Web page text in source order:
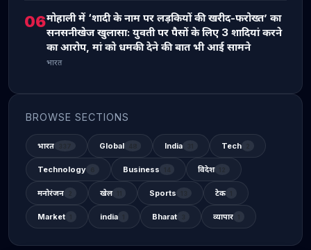
06मोहाली में ‘शादी के नाम पर लड़कियों की खरीद-फरोख्त’ का
सनसनीखेज खुलासा: युवती पर पैसों के लिए 3 शादियां करने
का आरोप, मां को धमकी देने की बात भी आई सामने
भारत
BROWSE SECTIONS
भारत Global India Tech
Technology Business विदेश
मनोरंजन खेल Sports टेक
Market india Bharat व्यापार